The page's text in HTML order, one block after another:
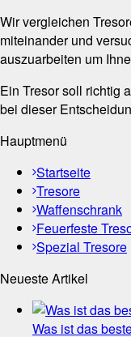
Wir vergleichen
miteinander und
auszuarbeiten um
Ein Tresor soll richtig
bei dieser
Hauptmenü
Startseite
Tresore
Waffenschrank
Feuerfeste
Spezial Tresore
Neueste Artikel
Was ist das